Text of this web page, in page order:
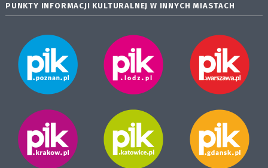
PUNKTY INFORMACJI KULTURALNEJ W INNYCH MIASTACH